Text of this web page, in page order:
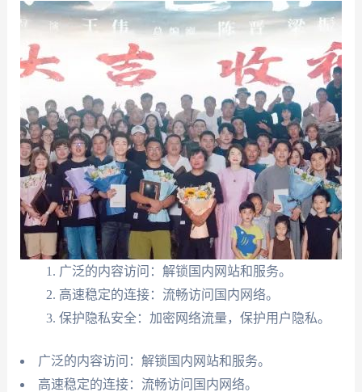
广泛的内容访问：解锁国内网站和服务。
高速稳定的连接：流畅访问国内网络。
保护隐私安全：加密网络流量，保护用户隐私。
广泛的内容访问：解锁国内网站和服务。
高速稳定的连接：流畅访问国内网络。